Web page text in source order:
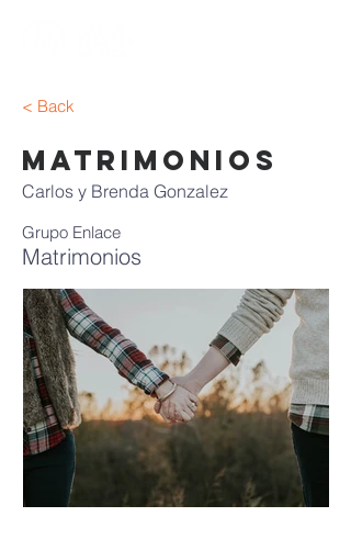
< Back
Matrimonios
Carlos y Brenda Gonzalez
Grupo Enlace
Matrimonios